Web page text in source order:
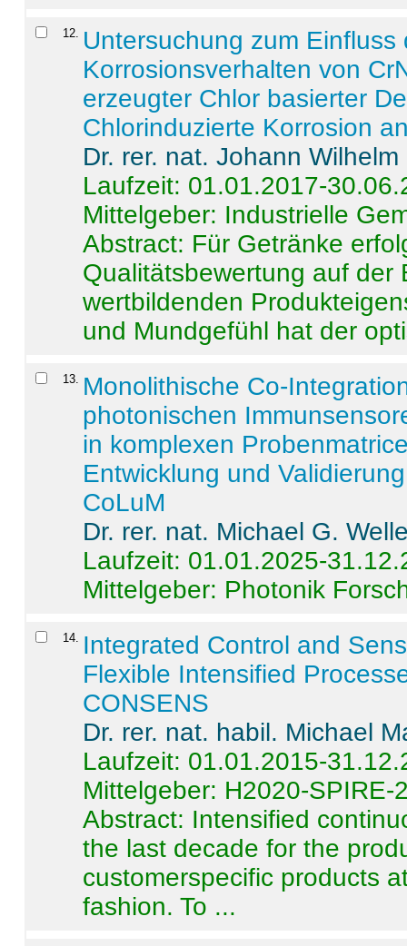
12
Untersuchung zum
Korrosionsverhalten von
erzeugter Chlor basierter
Chlorinduzierte Korrosion
Dr. rer. nat. Johann
Laufzeit: 01.01.2017-
Mittelgeber: Industrielle
Abstract: Für Getränke
Qualitätsbewertung auf der
wertbildenden
und Mundgefühl hat der
13
Monolithische Co-
photonischen
in komplexen
Entwicklung und
CoLuM
Dr. rer. nat. Michael G.
Laufzeit: 01.01.2025-
Mittelgeber: Photonik
14
Integrated Control and
Flexible Intensified
CONSENS
Dr. rer. nat. habil. Michael
Laufzeit: 01.01.2015-
Mittelgeber: H2020-SPIRE-
Abstract: Intensified
the last decade for the
customerspecific products
fashion. To ...